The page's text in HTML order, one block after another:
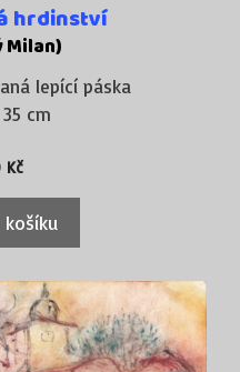
hrdinství
Milan)
lepící páska
cm
Kč
košíku